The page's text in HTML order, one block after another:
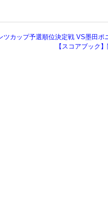
ツカップ予選順位決定戦 VS墨田ポ
【スコアブック